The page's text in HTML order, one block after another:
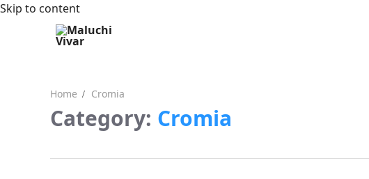
Skip to content
Home Cromia
Category: Cromia